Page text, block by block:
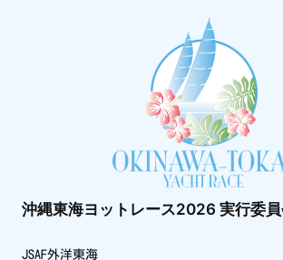
沖縄東海ヨットレース2026 実行委
JSAF外洋東海